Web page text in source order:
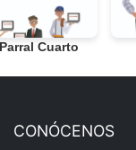
Cuarto
CONÓCENOS